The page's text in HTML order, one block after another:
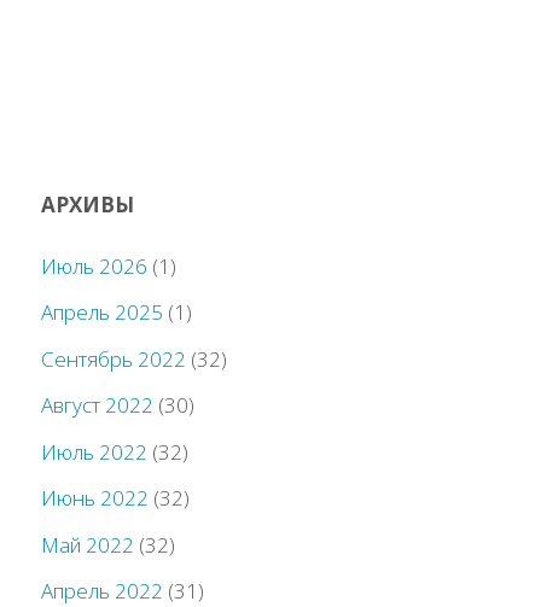
АРХИВЫ
Июль 2026 (1)
Апрель 2025 (1)
Сентябрь 2022 (32)
Август 2022 (30)
Июль 2022 (32)
Июнь 2022 (32)
Май 2022 (32)
Апрель 2022 (31)